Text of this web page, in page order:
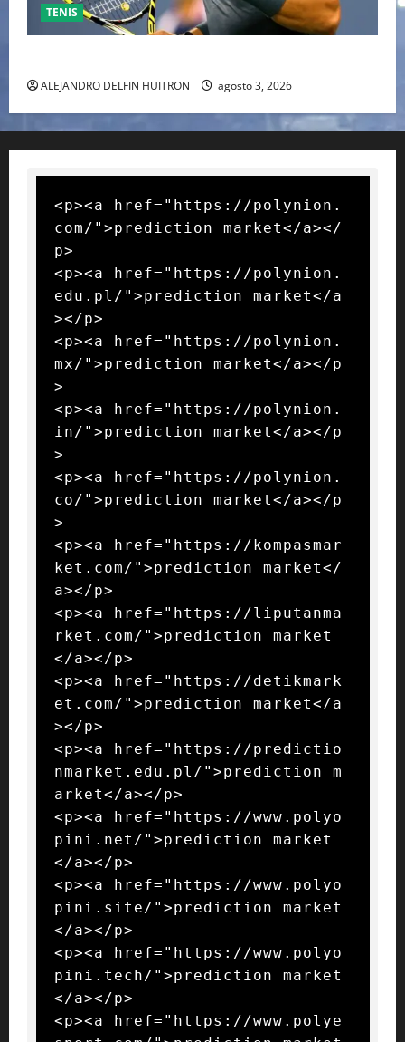
TENIS
ALEJANDRO DELFIN HUITRON agosto 3, 2026
<p><a href="https://polynion.
com/">prediction market</a></
p>
<p><a href="https://polynion.
edu.pl/">prediction market</a
></p>
<p><a href="https://polynion.
mx/">prediction market</a></p
>
<p><a href="https://polynion.
in/">prediction market</a></p
>
<p><a href="https://polynion.
co/">prediction market</a></p
>
<p><a href="https://kompasmar
ket.com/">prediction market</
a></p>
<p><a href="https://liputanma
rket.com/">prediction market
</a></p>
<p><a href="https://detikmark
et.com/">prediction market</a
></p>
<p><a href="https://predictio
nmarket.edu.pl/">prediction m
arket</a></p>
<p><a href="https://www.polyo
pini.net/">prediction market
</a></p>
<p><a href="https://www.polyo
pini.site/">prediction market
</a></p>
<p><a href="https://www.polyo
pini.tech/">prediction market
</a></p>
<p><a href="https://www.polye